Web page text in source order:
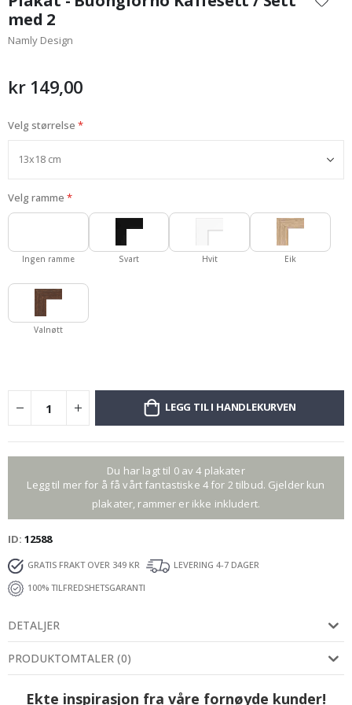
begynnelsen
av
bildegalleri
med 2
Namly Design
kr 149,00
Velg størrelse
Velg ramme
Ingen ramme Svart Hvit Eik
Valnøtt
LEGG TIL I HANDLEKURVEN
Du har lagt til 0 av 4 plakater
Legg til mer for å få vårt fantastiske 4 for 2 tilbud. Gjelder kun
plakater, rammer er ikke inkludert.
ID 12588
GRATIS FRAKT OVER 349 KR
LEVERING 4-7 DAGER
100% TILFREDSHETSGARANTI
DETALJER
PRODUKTOMTALER (0)
Ekte inspirasjon fra våre fornøyde kunder!